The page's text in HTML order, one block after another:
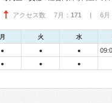
アクセス数 7月： 171 | 6月
月 火 水
● ● ●
● ● ●